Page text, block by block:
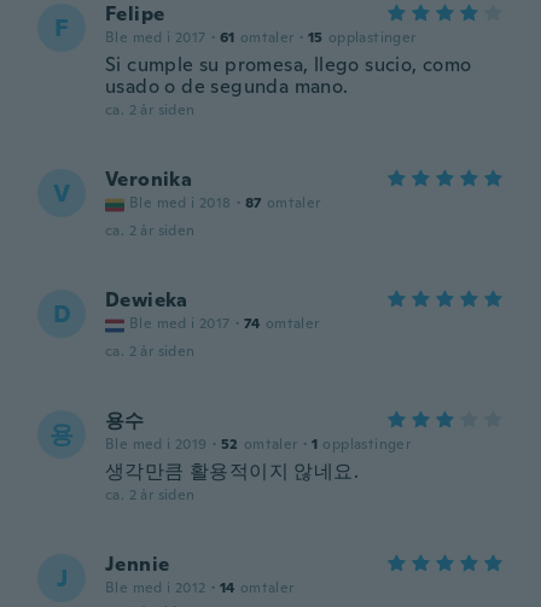
F Felipe
Ble med i 2017 · 61 omtaler · 15 opplastinger
Si cumple su promesa, llego sucio, como
usado o de segunda mano.
ca. 2 år siden
V Veronika
Ble med i 2018 · 87 omtaler
ca. 2 år siden
D Dewieka
Ble med i 2017 · 74 omtaler
ca. 2 år siden
용 용수
Ble med i 2019 · 52 omtaler · 1 opplastinger
생각만큼 활용적이지 않네요.
ca. 2 år siden
J Jennie
Ble med i 2012 · 14 omtaler